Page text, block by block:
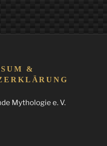
&
Mythologie e. V.